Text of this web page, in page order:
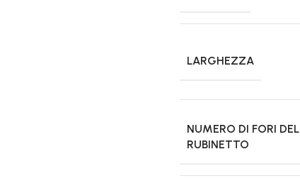
LARGHEZZA
NUMERO DI FORI DEL
RUBINETTO